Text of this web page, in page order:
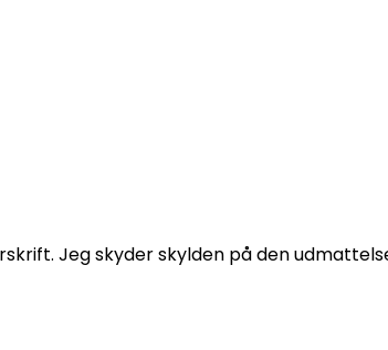
Jeg skyder skylden på den